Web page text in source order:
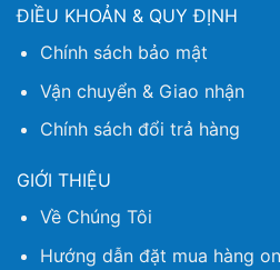
ĐIỀU KHOẢN & QUY ĐỊNH
Chính sách bảo mật
Vận chuyển & Giao nhận
Chính sách đổi trả hàng
GIỚI THIỆU
Về Chúng Tôi
Hướng dẫn đặt mua hàng